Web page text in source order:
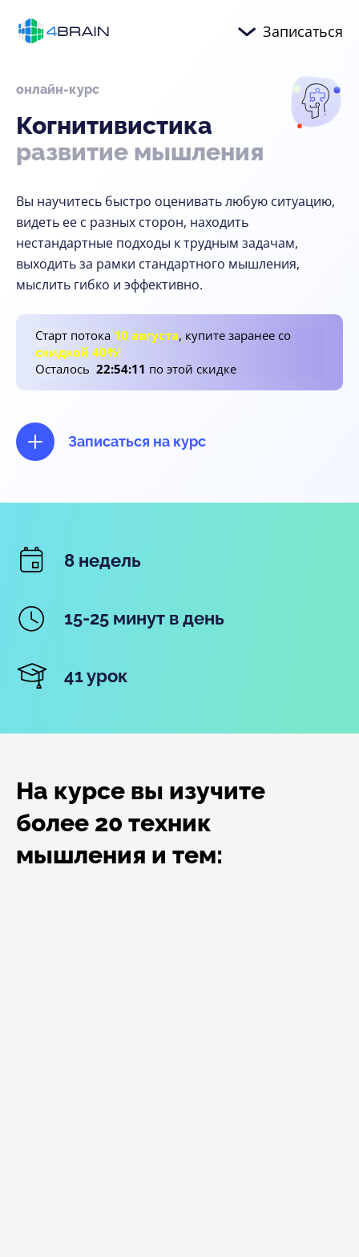
Записаться
онлайн-курс
Когнитивистика
развитие мышления
Вы научитесь быстро оценивать любую ситуацию,
видеть ее с разных сторон, находить
нестандартные подходы к трудным задачам,
выходить за рамки стандартного мышления,
мыслить гибко и эффективно.
Старт потока 10 августа, купите заранее со
скидкой 40%!
Осталось 22:54:09 по этой скидке
Записаться на курс
8 недель
15-25 минут в день
41 урок
На курсе вы изучите
более 20 техник
мышления и тем: